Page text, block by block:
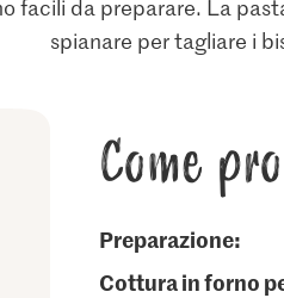
facili da preparare. La
spianare per tagliare i
Come
Preparazione:
cottura in forno per